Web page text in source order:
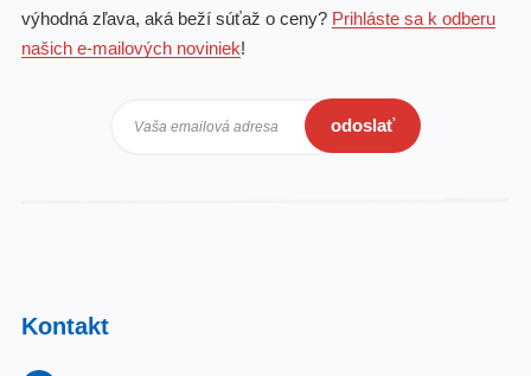
výhodná zľava, aká beží súťaž o ceny? Prihláste sa k odberu
našich e-mailových noviniek!
Vaša emailová adresa odoslať
Kontakt